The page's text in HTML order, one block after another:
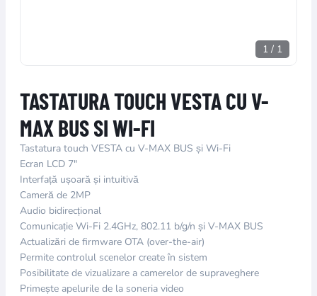
1 / 1
TASTATURA TOUCH VESTA CU V-
MAX BUS SI WI-FI
Tastatura touch VESTA cu V-MAX BUS și Wi-Fi
Ecran LCD 7"
Interfață ușoară și intuitivă
Cameră de 2MP
Audio bidirecțional
Comunicație Wi-Fi 2.4GHz, 802.11 b/g/n și V-MAX BUS
Actualizări de firmware OTA (over-the-air)
Permite controlul scenelor create în sistem
Posibilitate de vizualizare a camerelor de supraveghere
Primește apelurile de la soneria video